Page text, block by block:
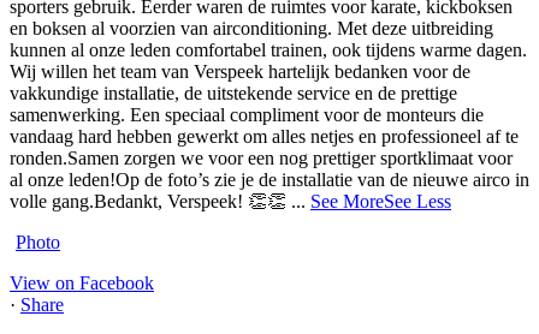
sporters gebruik. Eerder waren de ruimtes voor karate, kickboksen
en boksen al voorzien van airconditioning. Met deze uitbreiding
kunnen al onze leden comfortabel trainen, ook tijdens warme dagen.
Wij willen het team van Verspeek hartelijk bedanken voor de
vakkundige installatie, de uitstekende service en de prettige
samenwerking. Een speciaal compliment voor de monteurs die
vandaag hard hebben gewerkt om alles netjes en professioneel af te
ronden.Samen zorgen we voor een nog prettiger sportklimaat voor
al onze leden!Op de foto’s zie je de installatie van de nieuwe airco in
volle gang.Bedankt, Verspeek! 👏👏 ... See MoreSee Less
Photo
View on Facebook
· Share